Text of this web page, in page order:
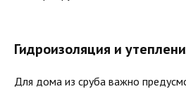
Гидроизоляция и
Для дома из сруба важно